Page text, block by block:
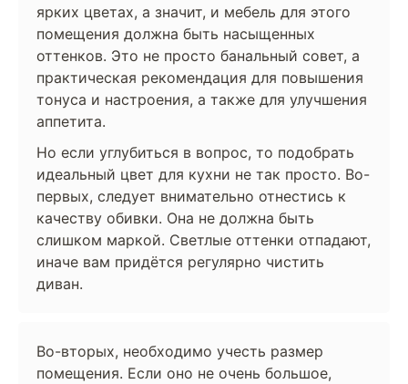
ярких цветах, а значит, и мебель для этого
помещения должна быть насыщенных
оттенков. Это не просто банальный совет, а
практическая рекомендация для повышения
тонуса и настроения, а также для улучшения
аппетита.
Но если углубиться в вопрос, то подобрать
идеальный цвет для кухни не так просто. Во-
первых, следует внимательно отнестись к
качеству обивки. Она не должна быть
слишком маркой. Светлые оттенки отпадают,
иначе вам придётся регулярно чистить
диван.
Во-вторых, необходимо учесть размер
помещения. Если оно не очень большое,